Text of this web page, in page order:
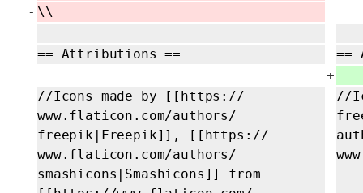
- \\
== Attributions ==
==
+
//Icons made by [[https://
www.flaticon.com/authors/
freepik|Freepik]],
[[https://
www.flaticon.com/authors/
smashicons|Smashicons]] from
//